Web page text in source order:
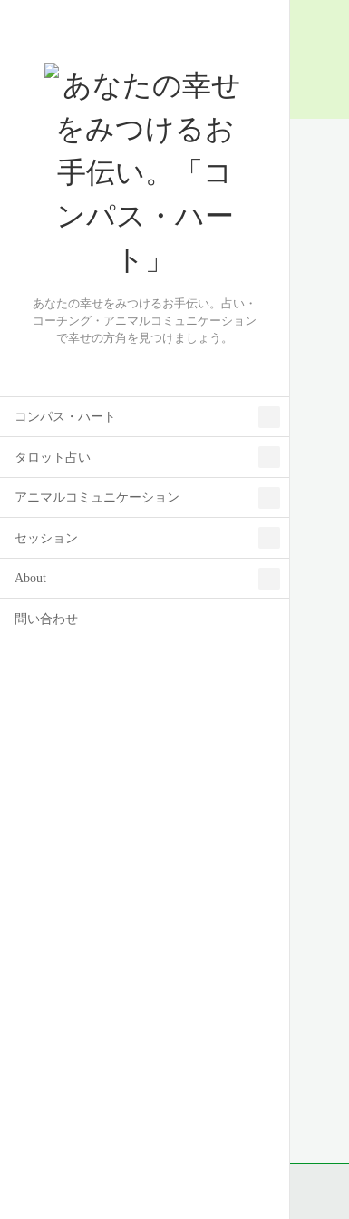
あなたの幸せをみつけるお手伝い。占い・
コーチング・アニマルコミュニケーション
で幸せの方角を見つけましょう。
コンパス・ハート
タロット占い
アニマルコミュニケーション
セッション
About
問い合わせ